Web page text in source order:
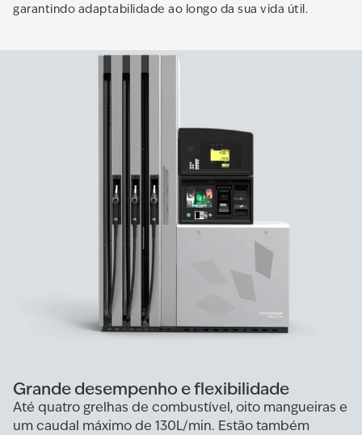
garantindo adaptabilidade ao longo da sua vida útil.
Grande desempenho e flexibilidade
Até quatro grelhas de combustível, oito mangueiras e
um caudal máximo de 130L/min. Estão também